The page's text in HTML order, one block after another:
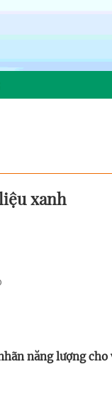
xanh
năng lượng cho